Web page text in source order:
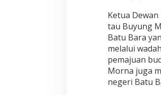
Ketua
tau Buyung
Batu Bara
melalui
pemajuan
Morna juga
negeri Batu